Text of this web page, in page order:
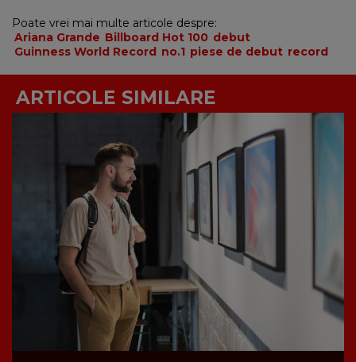
Poate vrei mai multe articole despre:
Ariana Grande Billboard Hot 100 debut
Guinness World Record no.1 piese de debut record
ARTICOLE SIMILARE